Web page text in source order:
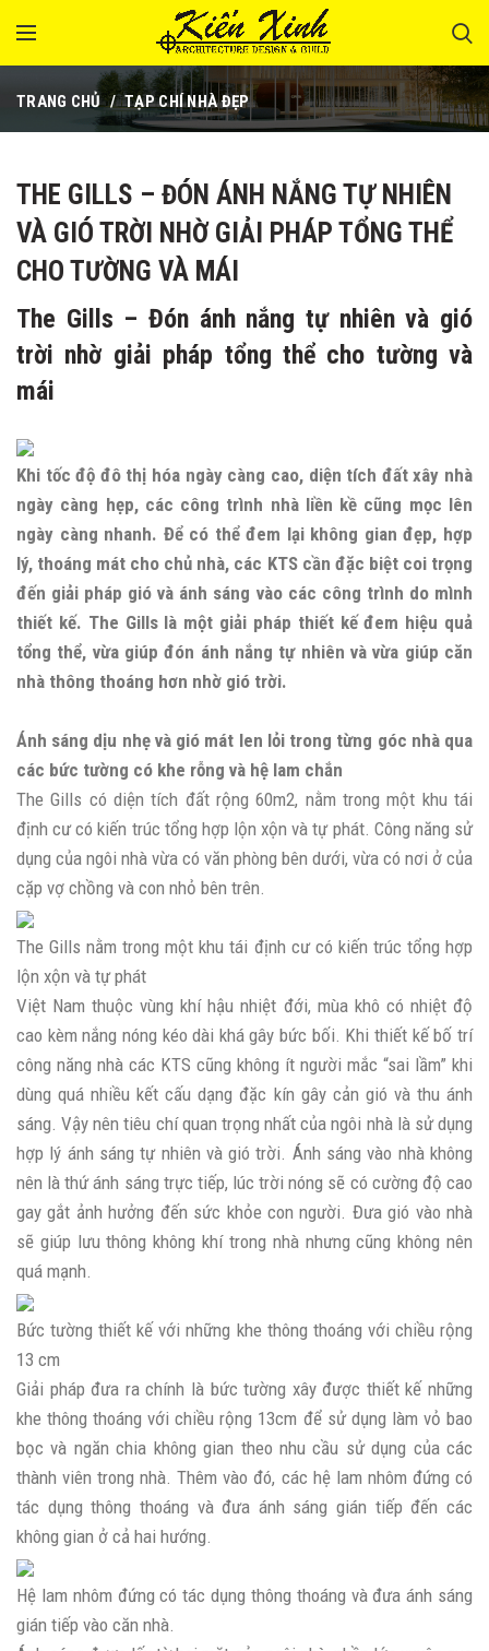
TRANG CHỦ TẠP CHÍ NHÀ ĐẸP
THE GILLS – ĐÓN ÁNH NẮNG TỰ NHIÊN
VÀ GIÓ TRỜI NHỜ GIẢI PHÁP TỔNG THỂ
CHO TƯỜNG VÀ MÁI
The Gills – Đón ánh nắng tự nhiên và gió
trời nhờ giải pháp tổng thể cho tường và
mái
Khi tốc độ đô thị hóa ngày càng cao, diện tích đất xây nhà
ngày càng hẹp, các công trình nhà liền kề cũng mọc lên
ngày càng nhanh. Để có thể đem lại không gian đẹp, hợp
lý, thoáng mát cho chủ nhà, các KTS cần đặc biệt coi trọng
đến giải pháp gió và ánh sáng vào các công trình do mình
thiết kế. The Gills là một giải pháp thiết kế đem hiệu quả
tổng thể, vừa giúp đón ánh nắng tự nhiên và vừa giúp căn
nhà thông thoáng hơn nhờ gió trời.
Ánh sáng dịu nhẹ và gió mát len lỏi trong từng góc nhà qua
các bức tường có khe rỗng và hệ lam chắn
The Gills có diện tích đất rộng 60m2, nằm trong một khu tái
định cư có kiến trúc tổng hợp lộn xộn và tự phát. Công năng sử
dụng của ngôi nhà vừa có văn phòng bên dưới, vừa có nơi ở của
cặp vợ chồng và con nhỏ bên trên.
The Gills nằm trong một khu tái định cư có kiến trúc tổng hợp
lộn xộn và tự phát
Việt Nam thuộc vùng khí hậu nhiệt đới, mùa khô có nhiệt độ
cao kèm nắng nóng kéo dài khá gây bức bối. Khi thiết kế bố trí
công năng nhà các KTS cũng không ít người mắc “sai lầm” khi
dùng quá nhiều kết cấu dạng đặc kín gây cản gió và thu ánh
sáng. Vậy nên tiêu chí quan trọng nhất của ngôi nhà là sử dụng
hợp lý ánh sáng tự nhiên và gió trời. Ánh sáng vào nhà không
nên là thứ ánh sáng trực tiếp, lúc trời nóng sẽ có cường độ cao
gay gắt ảnh hưởng đến sức khỏe con người. Đưa gió vào nhà
sẽ giúp lưu thông không khí trong nhà nhưng cũng không nên
quá mạnh.
Bức tường thiết kế với những khe thông thoáng với chiều rộng
13 cm
Giải pháp đưa ra chính là bức tường xây được thiết kế những
khe thông thoáng với chiều rộng 13cm để sử dụng làm vỏ bao
bọc và ngăn chia không gian theo nhu cầu sử dụng của các
thành viên trong nhà. Thêm vào đó, các hệ lam nhôm đứng có
tác dụng thông thoáng và đưa ánh sáng gián tiếp đến các
không gian ở cả hai hướng.
Hệ lam nhôm đứng có tác dụng thông thoáng và đưa ánh sáng
gián tiếp vào căn nhà.